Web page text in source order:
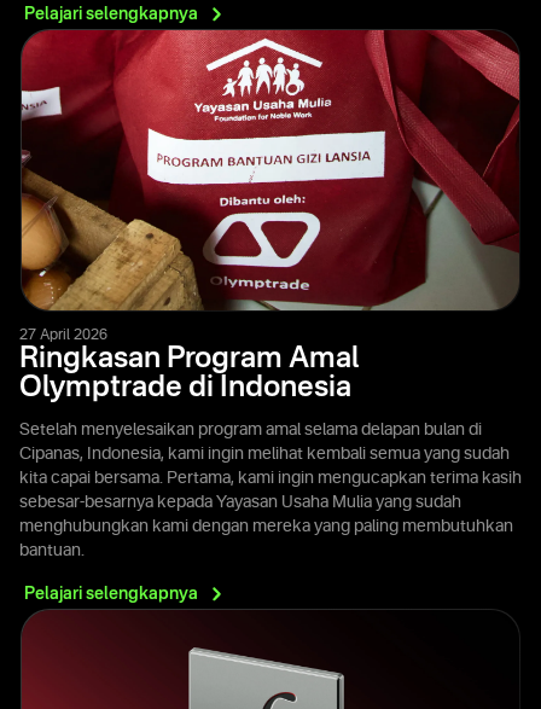
Pelajari selengkapnya
27 April 2026
Ringkasan Program Amal
Olymptrade di Indonesia
Setelah menyelesaikan program amal selama delapan bulan di
Cipanas, Indonesia, kami ingin melihat kembali semua yang sudah
kita capai bersama. Pertama, kami ingin mengucapkan terima kasih
sebesar-besarnya kepada Yayasan Usaha Mulia yang sudah
menghubungkan kami dengan mereka yang paling membutuhkan
bantuan.
Pelajari selengkapnya